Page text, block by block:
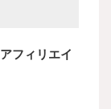
アフィリエイ